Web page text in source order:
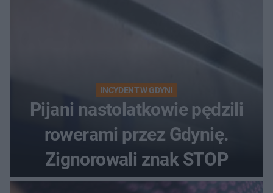
INCYDENT W GDYNI
Pijani nastolatkowie pędzili
rowerami przez Gdynię.
Zignorowali znak STOP